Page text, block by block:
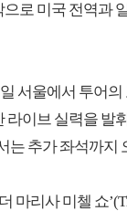
로 미국 전역과
서울에서 투어
라이브 실력을 발
는 추가 좌석까지
마리사 미첼 쇼